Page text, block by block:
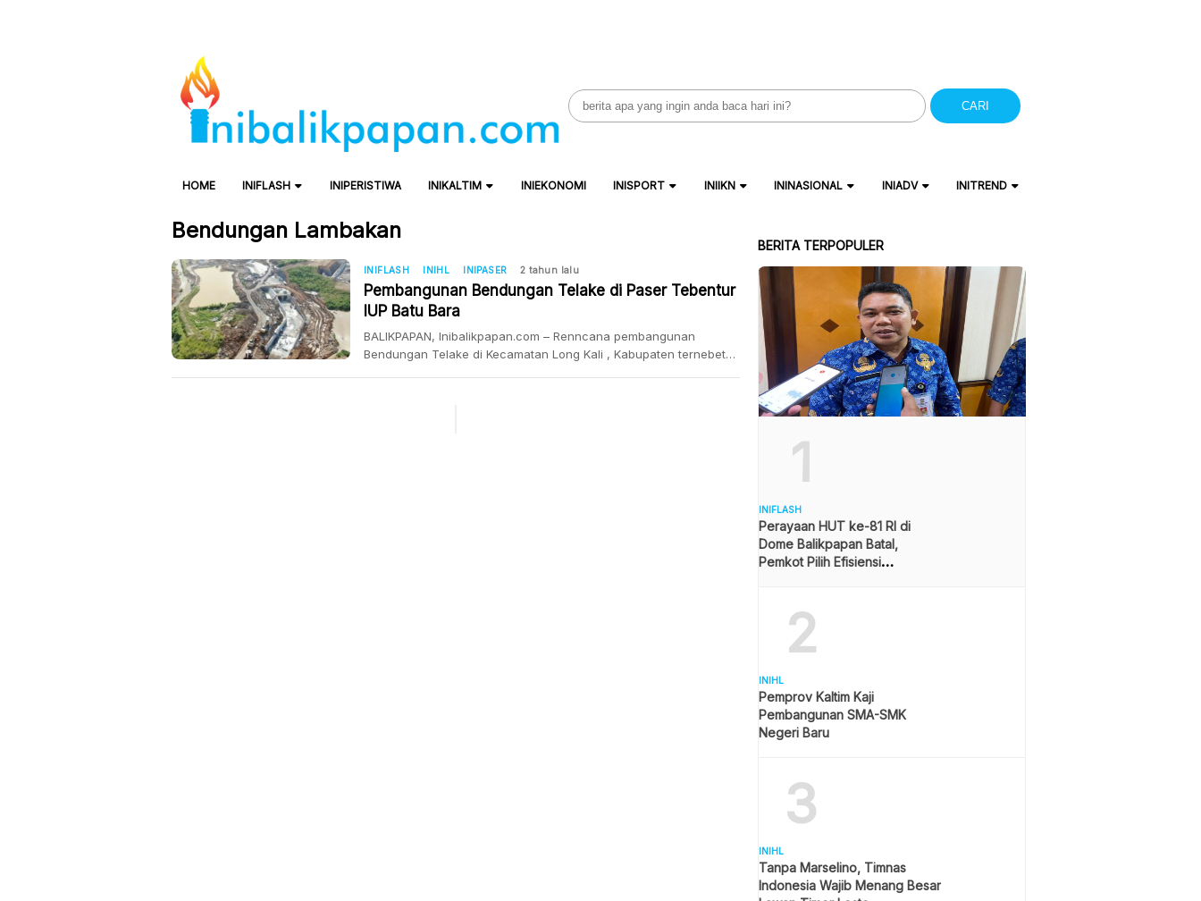
Search
for:
CARI
HOME INIFLASH INIPERISTIWA INIKALTIM INIEKONOMI INISPORT INIIKN ININASIONAL INIADV INITREND
Bendungan Lambakan
INIFLASH INIHL INIPASER 2 tahun lalu
Pembangunan Bendungan Telake di Paser Tebentur
IUP Batu Bara
BALIKPAPAN, Inibalikpapan.com – Renncana pembangunan
Bendungan Telake di Kecamatan Long Kali , Kabupaten ternebetun
BERITA TERPOPULER
1
INIFLASH
Perayaan HUT ke-81 RI di
Dome Balikpapan Batal,
Pemkot Pilih Efisiensi
2
INIHL
Pemprov Kaltim Kaji
Pembangunan SMA-SMK
Negeri Baru
3
INIHL
Tanpa Marselino, Timnas
Indonesia Wajib Menang Besar